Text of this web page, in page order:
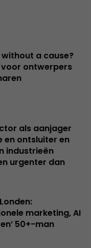
a cause?
ontwerpers
als aanjager
en ontsluiter en
industrieën
urgenter dan
marketing, AI
50+-man